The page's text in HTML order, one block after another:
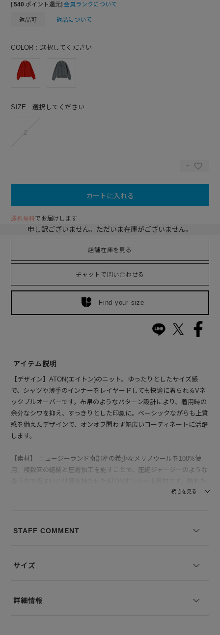
[ 540 ポイント還元] 会員ランクについて
返品可 返品について
COLOR 選択してください
SIZE 選択してください
カートに入れる
送料無料でお届けします
申し訳ございません。ただいま在庫がございません。
店舗在庫を見る
チャットで問い合わせる
Find your size
アイテム説明
【デザイン】ATON(エイトン)のニット。ゆったりとしたサイズ感
で、シャツや薄手のインナーをレイヤードしても快適に着られるVネ
ックプルオーバーです。布帛のようなパターン設計により、着用時の
余分なシワを抑え、すっきりとした印象に。ベーシックながらも上質
感を備えたデザインで、オンオフ問わず幅広いコーディネートに活躍
します。
【素材】 ニュージーランド南部産の希少なメリノウールを100%使
用。複数回の縮絨と圧着加工を施すことで、圧縮ジャージーのような
瞬間のしっとり柔らかさと、着用時の体になじむ自然な落ち感が特徴
モデル身長：168 着用サイズ：2
続きを見る
STAFF COMMENT
サイズ
詳細情報